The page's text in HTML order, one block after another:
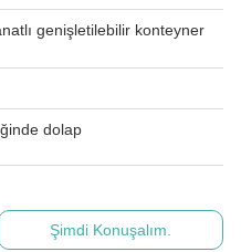
genişletilebilir konteyner
dolap
Şimdi Konuşalım.